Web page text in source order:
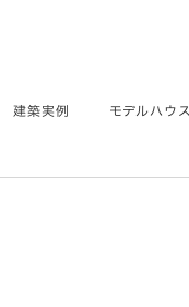
建築実例 モデルハウス